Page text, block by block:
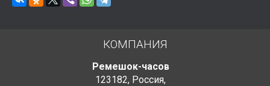
КОМПАНИЯ
Ремешок-часов
123182, Россия,